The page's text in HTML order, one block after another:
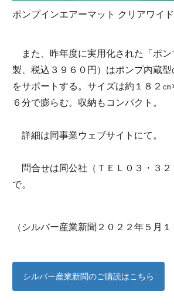
ポンプインエアーマット クリアワイド
また、昨年度に実用化された「ポ
製、税込３９６０円）はポンプ内蔵
をサポートする。サイズは約１８２
６分で膨らむ。収納もコンパクト。
詳細は同事業ウェブサイト にて。
問合せは同公社（ＴＥＬ０３・３
で。
（シルバー産業新聞２０２２年５月
シルバー産業新聞のご購読はこちら